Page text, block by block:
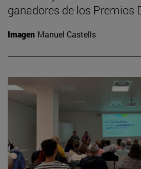
ganadores de los Premios
Imagen Manuel Castells